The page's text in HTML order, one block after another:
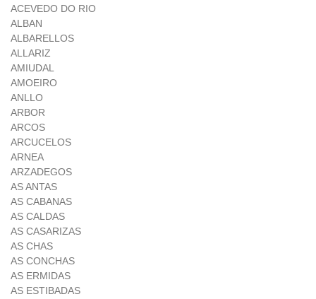
ACEVEDO DO RIO
ALBAN
ALBARELLOS
ALLARIZ
AMIUDAL
AMOEIRO
ANLLO
ARBOR
ARCOS
ARCUCELOS
ARNEA
ARZADEGOS
AS ANTAS
AS CABANAS
AS CALDAS
AS CASARIZAS
AS CHAS
AS CONCHAS
AS ERMIDAS
AS ESTIBADAS